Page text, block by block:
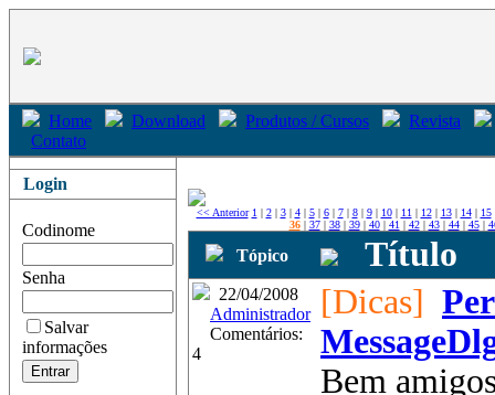
Home Download Produtos / Cursos
Revista
Contato
Login
Codinome
Senha
Salvar
informações
<< Anterior 1 | 2| 3| 4| 5| 6| 7| 8| 9| 10| 11 | 12| 13| 14| 15
36| 37| 38| 39| 40| 41 | 42| 43| 44| 45|
Tópico Título
22/04/2008
Administrador
Comentários:
4
[Dicas]
Bem